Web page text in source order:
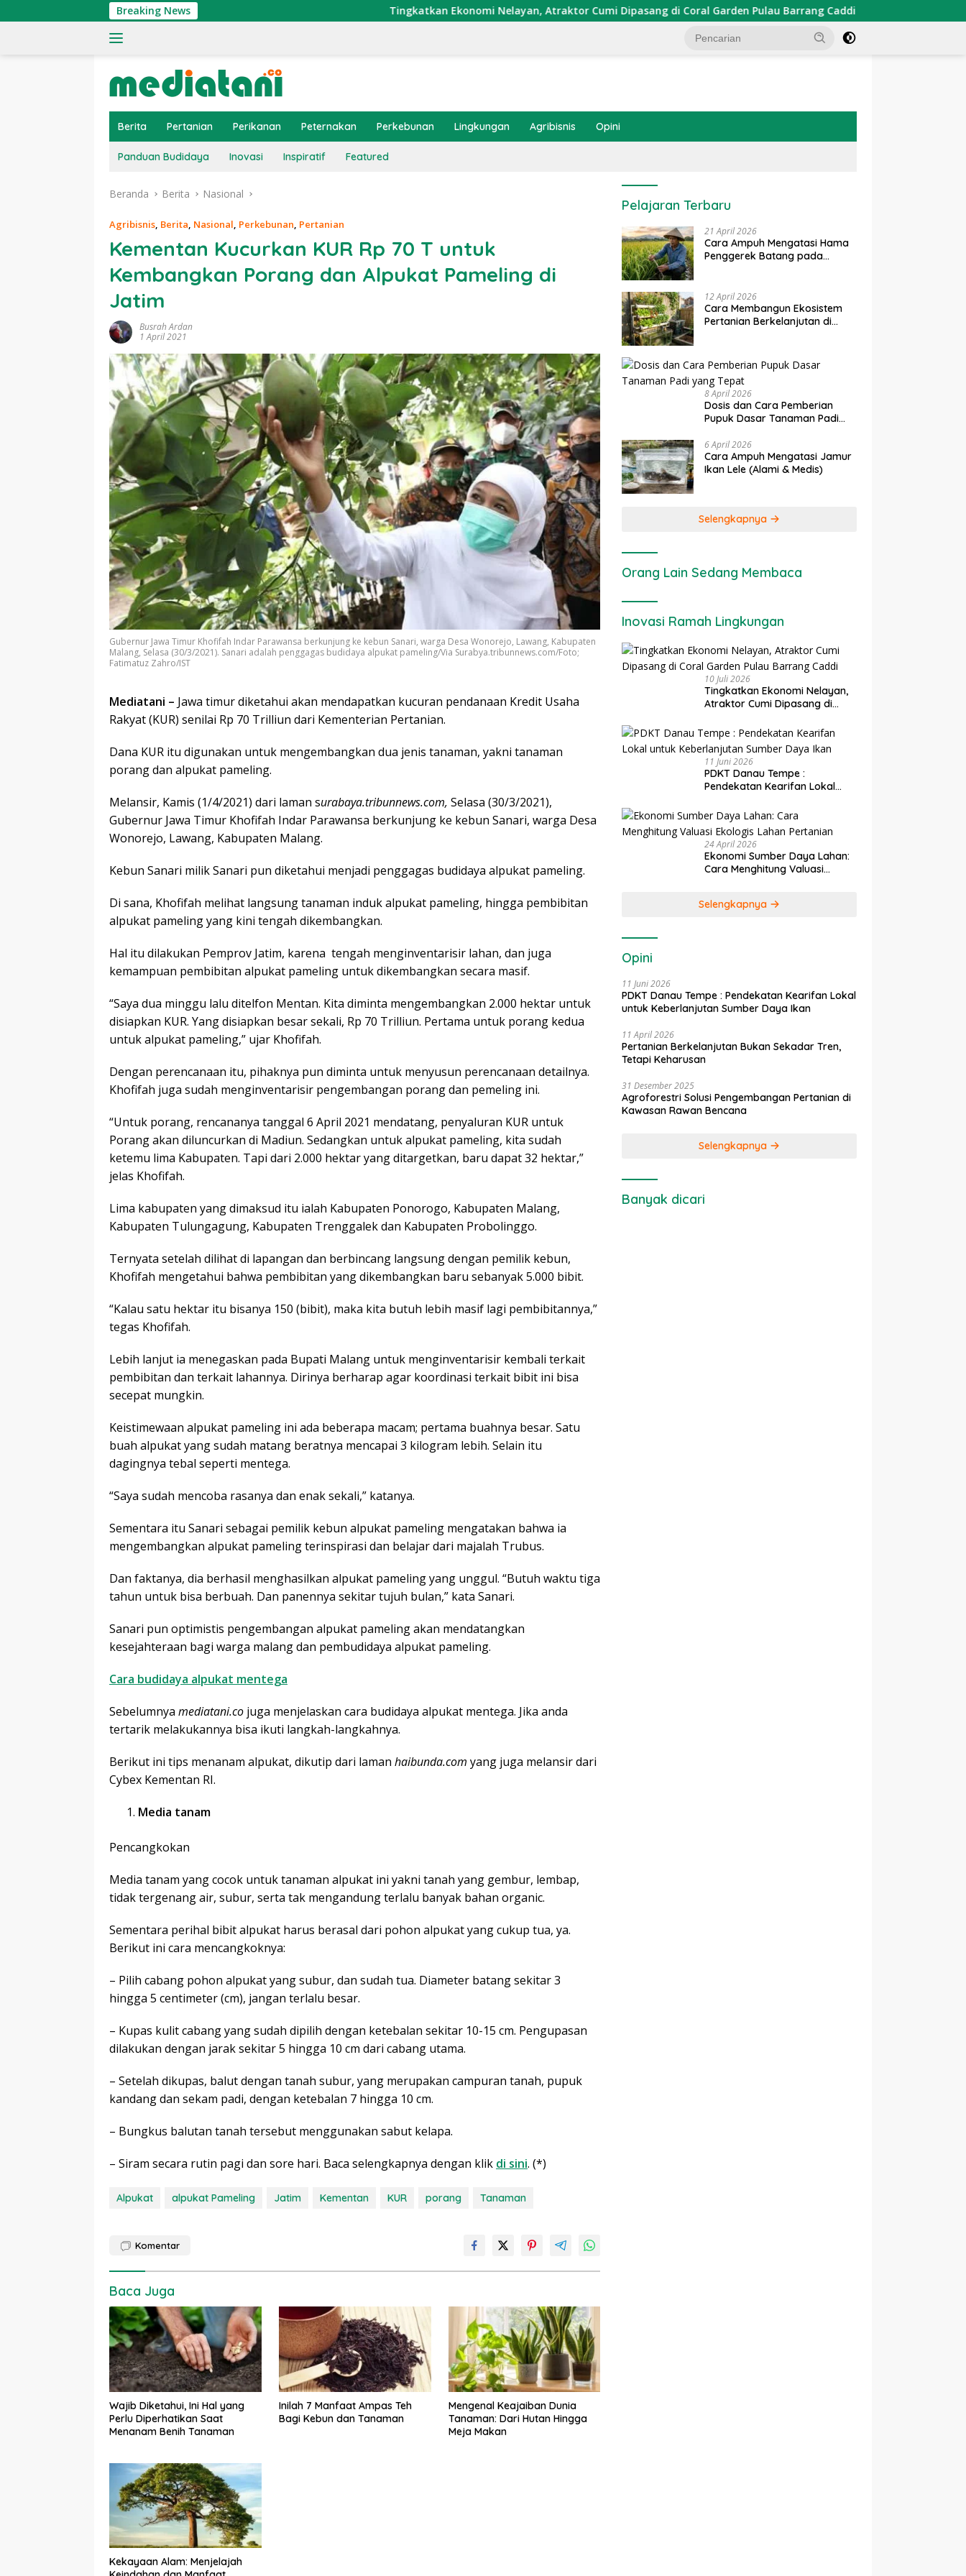
ke
Breaking News Tingkatkan Ekonomi Nelayan, Atraktor Cumi Dipasang di Coral Garden Pulau Barrang Caddi PDKT Danau Tempe :
Berita Pertanian Perikanan Peternakan Perkebunan Lingkungan Agribisnis Opini
Panduan Budidaya Inovasi Inspiratif Featured
Beranda Berita Nasional
Agribisnis, Berita, Nasional, Perkebunan, Pertanian
Kementan Kucurkan KUR Rp 70 T untuk
Kembangkan Porang dan Alpukat Pameling di
Jatim
Busrah Ardan
1 April 2021
Gubernur Jawa Timur Khofifah Indar Parawansa berkunjung ke kebun Sanari, warga Desa Wonorejo, Lawang, Kabupaten
Malang, Selasa (30/3/2021). Sanari adalah penggagas budidaya alpukat pameling/Via Surabya.tribunnews.com/Foto;
Fatimatuz Zahro/IST
Mediatani – Jawa timur diketahui akan mendapatkan kucuran pendanaan Kredit Usaha
Rakyat (KUR) senilai Rp 70 Trilliun dari Kementerian Pertanian.
Dana KUR itu digunakan untuk mengembangkan dua jenis tanaman, yakni tanaman
porang dan alpukat pameling.
Melansir, Kamis (1/4/2021) dari laman surabaya.tribunnews.com, Selasa (30/3/2021),
Gubernur Jawa Timur Khofifah Indar Parawansa berkunjung ke kebun Sanari, warga Desa
Wonorejo, Lawang, Kabupaten Malang.
Kebun Sanari milik Sanari pun diketahui menjadi penggagas budidaya alpukat pameling.
Di sana, Khofifah melihat langsung tanaman induk alpukat pameling, hingga pembibitan
alpukat pameling yang kini tengah dikembangkan.
Hal itu dilakukan Pemprov Jatim, karena tengah menginventarisir lahan, dan juga
kemampuan pembibitan alpukat pameling untuk dikembangkan secara masif.
“Saya dua minggu lalu ditelfon Mentan. Kita diminta mengembangkan 2.000 hektar untuk
disiapkan KUR. Yang disiapkan besar sekali, Rp 70 Trilliun. Pertama untuk porang kedua
untuk alpukat pameling,” ujar Khofifah.
Dengan perencanaan itu, pihaknya pun diminta untuk menyusun perencanaan detailnya.
Khofifah juga sudah menginventarisir pengembangan porang dan pemeling ini.
“Untuk porang, rencananya tanggal 6 April 2021 mendatang, penyaluran KUR untuk
Porang akan diluncurkan di Madiun. Sedangkan untuk alpukat pameling, kita sudah
ketemu lima Kabupaten. Tapi dari 2.000 hektar yang ditargetkan, baru dapat 32 hektar,”
jelas Khofifah.
Lima kabupaten yang dimaksud itu ialah Kabupaten Ponorogo, Kabupaten Malang,
Kabupaten Tulungagung, Kabupaten Trenggalek dan Kabupaten Probolinggo.
Ternyata setelah dilihat di lapangan dan berbincang langsung dengan pemilik kebun,
Khofifah mengetahui bahwa pembibitan yang dikembangkan baru sebanyak 5.000 bibit.
“Kalau satu hektar itu bisanya 150 (bibit), maka kita butuh lebih masif lagi pembibitannya,”
tegas Khofifah.
Lebih lanjut ia menegaskan pada Bupati Malang untuk menginventarisir kembali terkait
pembibitan dan terkait lahannya. Dirinya berharap agar koordinasi terkait bibit ini bisa
secepat mungkin.
Keistimewaan alpukat pameling ini ada beberapa macam; pertama buahnya besar. Satu
buah alpukat yang sudah matang beratnya mencapai 3 kilogram lebih. Selain itu
dagingnya tebal seperti mentega.
“Saya sudah mencoba rasanya dan enak sekali,” katanya.
Sementara itu Sanari sebagai pemilik kebun alpukat pameling mengatakan bahwa ia
mengembangkan alpukat pameling terinspirasi dan belajar dari majalah Trubus.
Dan faktanya, dia berhasil menghasilkan alpukat pameling yang unggul. “Butuh waktu tiga
tahun untuk bisa berbuah. Dan panennya sekitar tujuh bulan,” kata Sanari.
Sanari pun optimistis pengembangan alpukat pameling akan mendatangkan
kesejahteraan bagi warga malang dan pembudidaya alpukat pameling.
Cara budidaya alpukat mentega
Sebelumnya mediatani.co juga menjelaskan cara budidaya alpukat mentega. Jika anda
tertarik melakukannya bisa ikuti langkah-langkahnya.
Berikut ini tips menanam alpukat, dikutip dari laman haibunda.com yang juga melansir dari
Cybex Kementan RI.
Media tanam
Pencangkokan
Media tanam yang cocok untuk tanaman alpukat ini yakni tanah yang gembur, lembap,
tidak tergenang air, subur, serta tak mengandung terlalu banyak bahan organic.
Sementara perihal bibit alpukat harus berasal dari pohon alpukat yang cukup tua, ya.
Berikut ini cara mencangkoknya:
– Pilih cabang pohon alpukat yang subur, dan sudah tua. Diameter batang sekitar 3
hingga 5 centimeter (cm), jangan terlalu besar.
– Kupas kulit cabang yang sudah dipilih dengan ketebalan sekitar 10-15 cm. Pengupasan
dilakukan dengan jarak sekitar 5 hingga 10 cm dari cabang utama.
– Setelah dikupas, balut dengan tanah subur, yang merupakan campuran tanah, pupuk
kandang dan sekam padi, dengan ketebalan 7 hingga 10 cm.
– Bungkus balutan tanah tersebut menggunakan sabut kelapa.
– Siram secara rutin pagi dan sore hari. Baca selengkapnya dengan klik di sini. (*)
Alpukat alpukat Pameling Jatim Kementan KUR porang Tanaman
Komentar
Baca Juga
Wajib Diketahui, Ini Hal yang
Perlu Diperhatikan Saat
Menanam Benih Tanaman
Inilah 7 Manfaat Ampas Teh
Bagi Kebun dan Tanaman
Mengenal Keajaiban Dunia
Tanaman: Dari Hutan Hingga
Meja Makan
Kekayaan Alam: Menjelajah
Pelajaran Terbaru
21 April 2026
Cara Ampuh Mengatasi Hama
Penggerek Batang pada
12 April 2026
Cara Membangun Ekosistem
Pertanian Berkelanjutan di
8 April 2026
Dosis dan Cara Pemberian
Pupuk Dasar Tanaman Padi
6 April 2026
Cara Ampuh Mengatasi Jamur
Ikan Lele (Alami & Medis)
Selengkapnya
Orang Lain Sedang Membaca
Inovasi Ramah Lingkungan
10 Juli 2026
Tingkatkan Ekonomi Nelayan,
Atraktor Cumi Dipasang di
Caddi
11 Juni 2026
PDKT Danau Tempe :
Pendekatan Kearifan Lokal
Daya Ikan
24 April 2026
Ekonomi Sumber Daya Lahan:
Cara Menghitung Valuasi
Selengkapnya
Opini
11 Juni 2026
PDKT Danau Tempe : Pendekatan Kearifan Lokal
untuk Keberlanjutan Sumber Daya Ikan
11 April 2026
Pertanian Berkelanjutan Bukan Sekadar Tren,
Tetapi Keharusan
31 Desember 2025
Agroforestri Solusi Pengembangan Pertanian di
Kawasan Rawan Bencana
Selengkapnya
Banyak dicari